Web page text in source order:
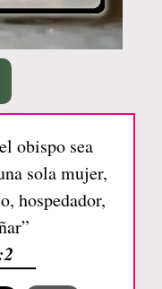
obispo sea
sola mujer,
hospedador,